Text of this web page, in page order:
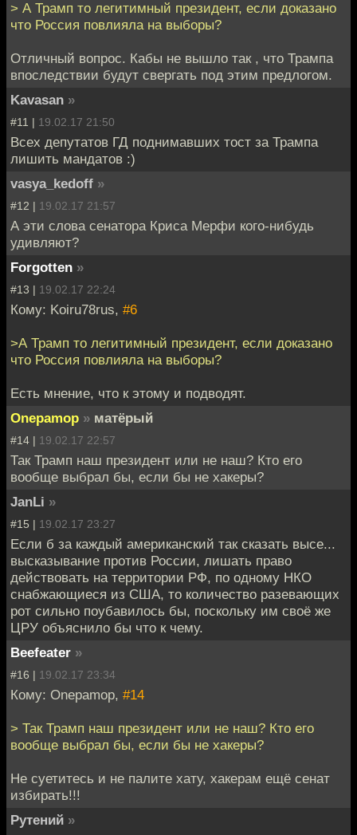
> А Трамп то легитимный президент, если доказано
что Россия повлияла на выборы?
Отличный вопрос. Кабы не вышло так , что Трампа
впоследствии будут свергать под этим предлогом.
Kavasan »
#11 | 19.02.17 21:50
Всех депутатов ГД поднимавших тост за Трампа
лишить мандатов :)
vasya_kedoff »
#12 | 19.02.17 21:57
А эти слова сенатора Криса Мерфи кого-нибудь
удивляют?
Forgotten »
#13 | 19.02.17 22:24
Кому: Koiru78rus, #6
>А Трамп то легитимный президент, если доказано
что Россия повлияла на выборы?
Есть мнение, что к этому и подводят.
Onepamop » матёрый
#14 | 19.02.17 22:57
Так Трамп наш президент или не наш? Кто его
вообще выбрал бы, если бы не хакеры?
JanLi »
#15 | 19.02.17 23:27
Если б за каждый американский так сказать высе...
высказывание против России, лишать право
действовать на территории РФ, по одному НКО
снабжающиеся из США, то количество разевающих
рот сильно поубавилось бы, поскольку им своё же
ЦРУ объяснило бы что к чему.
Beefeater »
#16 | 19.02.17 23:34
Кому: Onepamop, #14
> Так Трамп наш президент или не наш? Кто его
вообще выбрал бы, если бы не хакеры?
Не суетитесь и не палите хату, хакерам ещё сенат
избирать!!!
Рутений »